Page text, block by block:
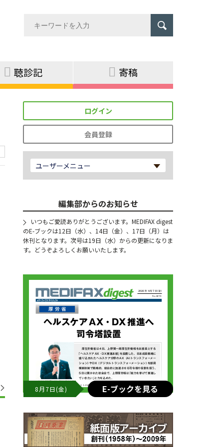
聴診記 寄稿
ログイン
会員登録
ユーザーメニュー
編集部からのお知らせ
いつもご愛読ありがとうございます。MEDIFAX digest
のE-ブックは12日（水）、14日（金）、17日（月）は
休刊となります。次号は19日（水）からの更新になりま
す。どうぞよろしくお願いいたします。
8月7日(金) E-ブックを見る